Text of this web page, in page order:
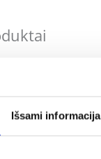
Išsami informacija